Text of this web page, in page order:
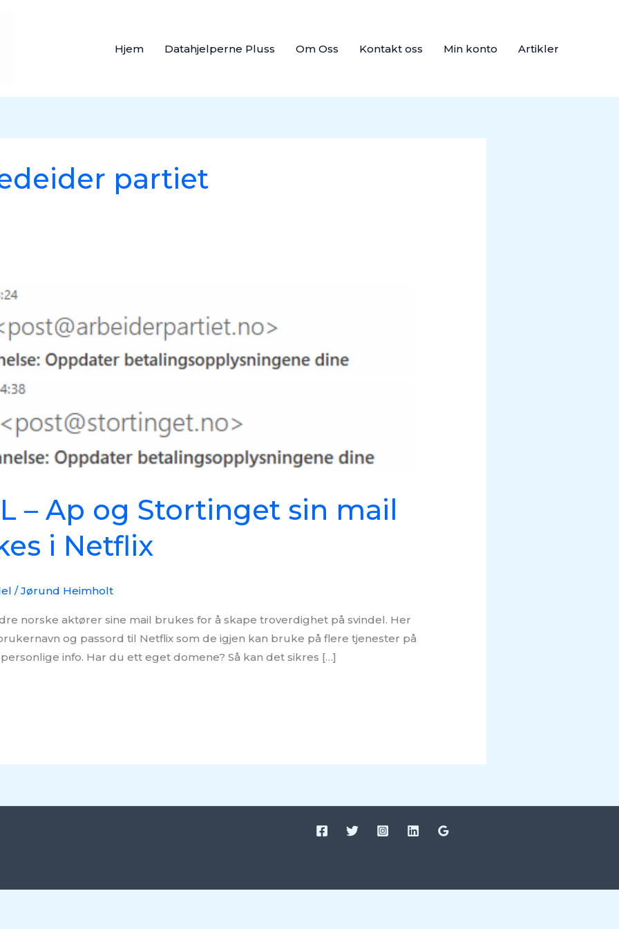
Hjem Datahjelperne Pluss Om Oss Kontakt oss Min konto Artikler
partiet
– Ap og Stortinget sin mail
i Netflix
/Jørund Heimholt
norske aktører sine mail brukes for å skape troverdighet på svindel. Her
og passord til Netflix som de igjen kan bruke på flere tjenester på
info. Har du ett eget domene? Så kan det sikres […]